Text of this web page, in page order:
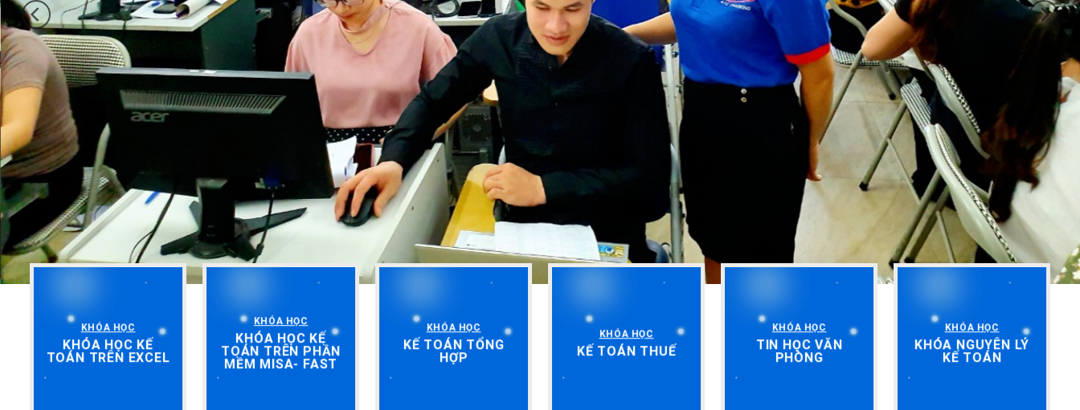
KHÓA HỌC
KHÓA HỌC KẾ
TOÁN TRÊN EXCEL
KHÓA HỌC
KHÓA HỌC KẾ
TOÁN TRÊN PHẦN
MỀM MISA- FAST
KHÓA HỌC
KẾ TOÁN TỔNG
HỢP
KHÓA HỌC
KẾ TOÁN THUẾ
KHÓA HỌC
TIN HỌC VĂN
PHÒNG
KHÓA HỌC
KHÓA NGUYÊN LÝ
KẾ TOÁN